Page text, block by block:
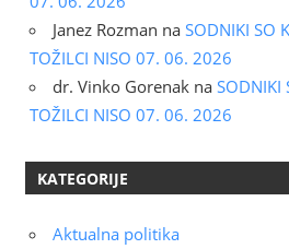
Janez Rozman na SODNIKI SO
TOŽILCI NISO 07. 06. 2026
dr. Vinko Gorenak na SODNIKI
TOŽILCI NISO 07. 06. 2026
KATEGORIJE
Aktualna politika